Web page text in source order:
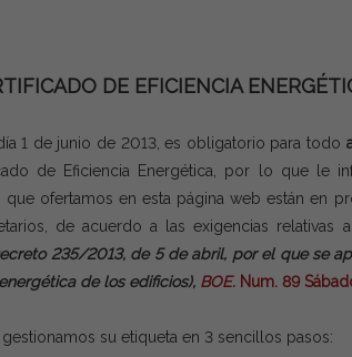
DE EFICIENCIA
1 de junio de 2013, es obligatorio para todo
de Eficiencia Energética, por lo que le
que ofertamos en esta página web están en
de acuerdo a las exigencias relativas
235/2013, de 5 de abril, por el que se
de los edificios), BOE.Num. 89
gestionamos su etiqueta en 3 sencillos pasos: